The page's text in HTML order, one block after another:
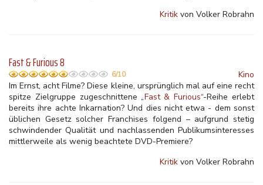
Kritik von Volker Robrahn
Fast & Furious 8
6/10
Kino
Im Ernst, acht Filme? Diese kleine, ursprünglich mal auf eine recht
spitze Zielgruppe zugeschnittene „Fast & Furious“-Reihe erlebt
bereits ihre achte Inkarnation? Und dies nicht etwa - dem sonst
üblichen Gesetz solcher Franchises folgend – aufgrund stetig
schwindender Qualität und nachlassenden Publikumsinteresses
mittlerweile als wenig beachtete DVD-Premiere?
Kritik von Volker Robrahn